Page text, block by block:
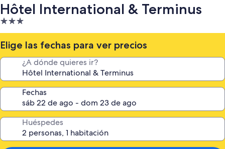
Hôtel International & Terminus
Propiedad
de
3.0
estrellas
Elige las fechas para ver precios
¿A dónde quieres ir?
Fechas
Huéspedes